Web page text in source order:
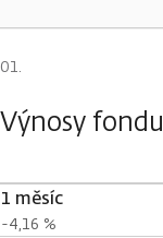
Výnosy fondu
1 měsíc
-4,16 %